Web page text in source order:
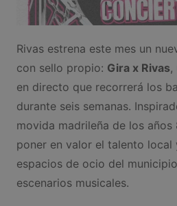
Rivas estrena este mes un
con sello propio: Gira x Rivas,
en directo que recorrerá los
durante seis semanas.
movida madrileña de los
poner en valor el talento
espacios de ocio del
escenarios musicales.